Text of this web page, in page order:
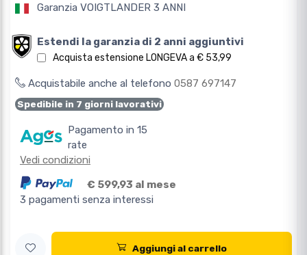
Garanzia VOIGTLANDER 3 ANNI
Estendi la garanzia di 2 anni aggiuntivi
Acquista estensione LONGEVA a € 53,99
Acquistabile anche al telefono 0587 697147
Spedibile in 7 giorni lavorativi
Pagamento in 15
rate
Vedi condizioni
€ 599,93 al mese
3 pagamenti senza interessi
Aggiungi al carrello